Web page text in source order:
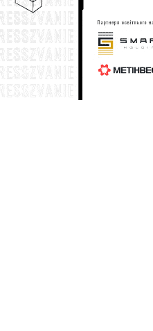
19 июля
Генштаб: по состоянию на 19 июля
общие потери вражеской армии в
личном составе составили 1 428